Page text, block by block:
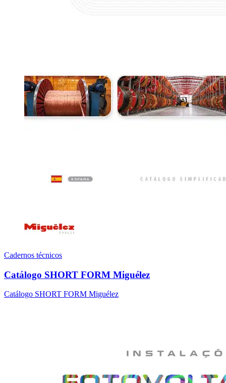
Cadernos técnicos
Catálogo SHORT FORM Miguélez
Catálogo SHORT FORM Miguélez